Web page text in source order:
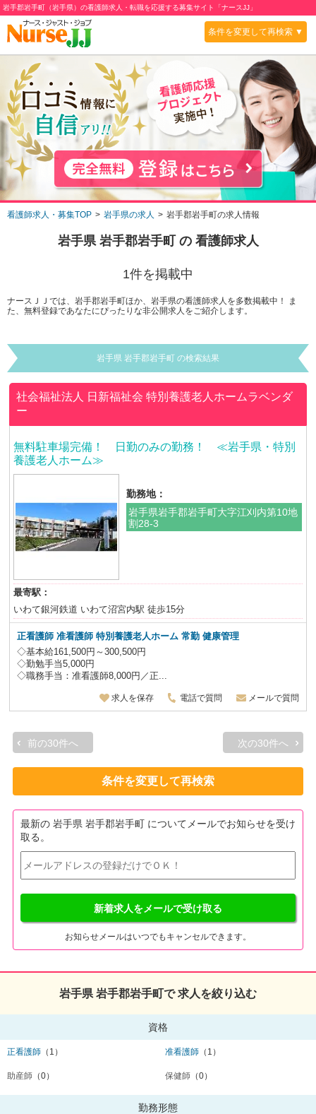
岩手郡岩手町（岩手県）の看護師求人・転職を応援する募集サイト「ナースJJ」
条件を変更して再検索 ▼
看護師求人・募集TOP 岩手県の求人 岩手郡岩手町の求人情報
岩手県 岩手郡岩手町 の 看護師求人
1件を掲載中
ナースＪＪでは、岩手郡岩手町ほか、岩手県の看護師求人を多数掲載中！ ま
た、無料登録であなたにぴったりな非公開求人をご紹介します。
岩手県 岩手郡岩手町 の検索結果
社会福祉法人 日新福祉会特別養護老人ホームラベンダ
ー
無料駐車場完備！ 日勤のみの勤務！ ≪岩手県・特別
養護老人ホーム≫
勤務地：
岩手県岩手郡岩手町大字江刈内第10地
割28-3
最寄駅：
いわて銀河鉄道 いわて沼宮内駅 徒歩15分
正看護師 准看護師 特別養護老人ホーム常勤 健康管理
◇基本給161,500円～300,500円
◇勤勉手当5,000円
◇職務手当：准看護師8,000円／正...
求人を保存 電話で質問 メールで質問
前の30件へ 次の30件へ
条件を変更して再検索
最新の 岩手県 岩手郡岩手町 についてメールでお知らせを受け
取る。
新着求人をメールで受け取る
お知らせメールはいつでもキャンセルできます。
岩手県 岩手郡岩手町で 求人を絞り込む
資格
正看護師 （1） 准看護師 （1）
助産師 （0） 保健師 （0）
勤務形態